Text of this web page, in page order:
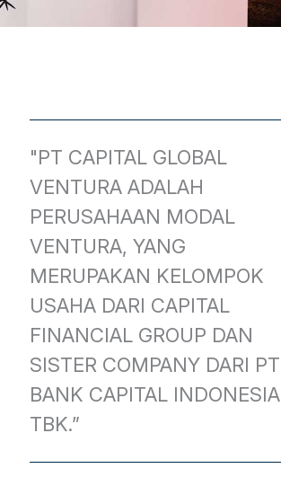
"PT CAPITAL GLOBAL
VENTURA ADALAH
PERUSAHAAN MODAL
VENTURA, YANG
MERUPAKAN KELOMPOK
USAHA DARI CAPITAL
FINANCIAL GROUP DAN
SISTER COMPANY DARI PT
BANK CAPITAL INDONESIA
TBK.”